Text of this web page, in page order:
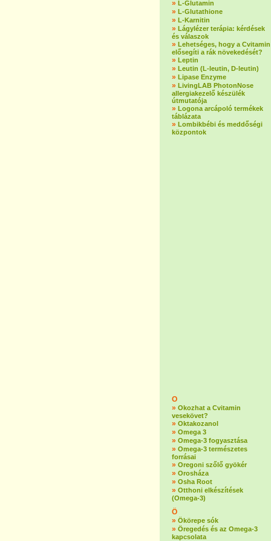
» L-Glutamin
» L-Glutathione
» L-Karnitin
» Lágylézer terápia: kérdések
és válaszok
» Lehetséges, hogy a Cvitamin
elősegíti a rák növekedését?
» Leptin
» Leutin (L-leutin, D-leutin)
» Lipase Enzyme
» LivingLAB PhotonNose
allergiakezelő készülék
útmutatója
» Logona arcápoló termékek
táblázata
» Lombikbébi és meddőségi
központok
O
» Okozhat a Cvitamin
vesekövet?
» Oktakozanol
» Omega 3
» Omega-3 fogyasztása
» Omega-3 természetes
forrásai
» Oregoni szőlő gyökér
» Orosháza
» Osha Root
» Otthoni elkészítések
(Omega-3)
Ö
» Ökörepe sók
» Öregedés és az Omega-3
kapcsolata